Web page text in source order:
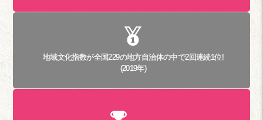
地域文化指数が全国229の地方自治体の中で2回連続1位!
(2019年)